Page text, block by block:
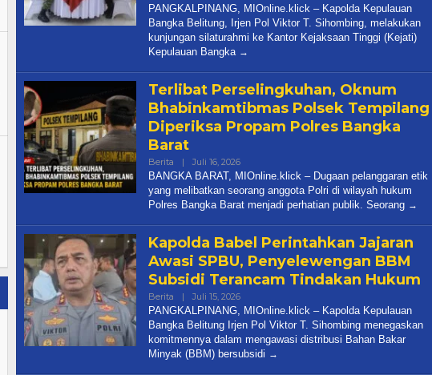
Admin
Media
PANGKALPINANG, MIOnline.klick – Kapolda Kepulauan
Bangka Belitung, Irjen Pol Viktor T. Sihombing, melakukan
kunjungan silaturahmi ke Kantor Kejaksaan Tinggi (Kejati)
Kepulauan Bangka
Terlibat Perselingkuhan, Oknum
Bhabinkamtibmas Polsek Tempilang
Diperiksa Propam Polres Bangka
Barat
Berita | Juli 16, 2026Oleh
Admin
Media
BANGKA BARAT, MIOnline.klick – Dugaan pelanggaran etik
yang melibatkan seorang anggota Polri di wilayah hukum
Polres Bangka Barat menjadi perhatian publik. Seorang
Kapolda Babel Perintahkan Jajaran
Awasi SPBU, Penyelewengan BBM
Subsidi Terancam Tindakan Hukum
Berita | Juli 15, 2026Oleh
Admin
Media
PANGKALPINANG, MIOnline.klick – Kapolda Kepulauan
Bangka Belitung Irjen Pol Viktor T. Sihombing menegaskan
komitmennya dalam mengawasi distribusi Bahan Bakar
Minyak (BBM) bersubsidi